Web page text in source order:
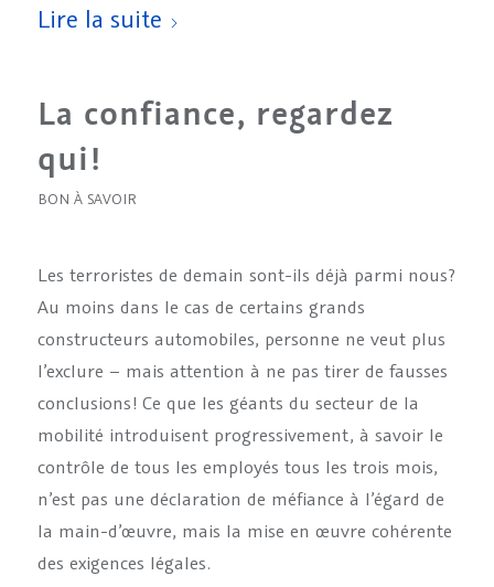
Lire la suite
La confiance, regardez
qui!
BON À SAVOIR
Les terroristes de demain sont-ils déjà parmi nous?
Au moins dans le cas de certains grands
constructeurs automobiles, personne ne veut plus
l’exclure – mais attention à ne pas tirer de fausses
conclusions! Ce que les géants du secteur de la
mobilité introduisent progressivement, à savoir le
contrôle de tous les employés tous les trois mois,
n’est pas une déclaration de méfiance à l’égard de
la main-d’œuvre, mais la mise en œuvre cohérente
des exigences légales.